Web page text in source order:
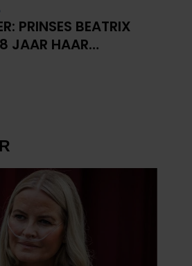
PRINSES BEATRIX
JAAR HAAR